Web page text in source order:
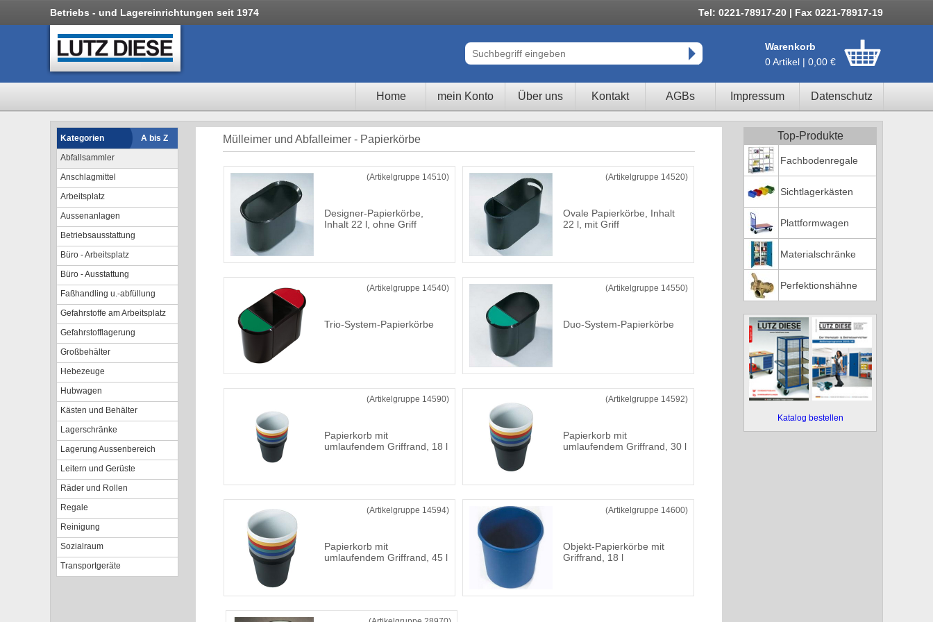
Betriebs - und Lagereinrichtungen seit 1974 Tel: 0221-78917-20 | Fax 0221-78917-19
Warenkorb
0 Artikel | 0,00 €
Home mein Konto Über uns Kontakt AGBs Impressum Datenschutz
Kategorien
A bis Z
Abfallsammler
Anschlagmittel
Arbeitsplatz
Aussenanlagen
Betriebsausstattung
Büro - Arbeitsplatz
Büro - Ausstattung
Faßhandling u.-abfüllung
Gefahrstoffe am Arbeitsplatz
Gefahrstofflagerung
Großbehälter
Hebezeuge
Hubwagen
Kästen und Behälter
Lagerschränke
Lagerung Aussenbereich
Leitern und Gerüste
Räder und Rollen
Regale
Reinigung
Sozialraum
Transportgeräte
Mülleimer und Abfalleimer - Papierkörbe
(Artikelgruppe 14510)
Designer-Papierkörbe,
Inhalt 22 l, ohne Griff
(Artikelgruppe 14520)
Ovale Papierkörbe, Inhalt
22 l, mit Griff
(Artikelgruppe 14540)
Trio-System-Papierkörbe
(Artikelgruppe 14550)
Duo-System-Papierkörbe
(Artikelgruppe 14590)
Papierkorb mit
umlaufendem Griffrand, 18 l
(Artikelgruppe 14592)
Papierkorb mit
umlaufendem Griffrand, 30 l
(Artikelgruppe 14594)
Papierkorb mit
umlaufendem Griffrand, 45 l
(Artikelgruppe 14600)
Objekt-Papierkörbe mit
Griffrand, 18 l
Top-Produkte
Fachbodenregale
Sichtlagerkästen
Plattformwagen
Materialschränke
Perfektionshähne
Katalog bestellen